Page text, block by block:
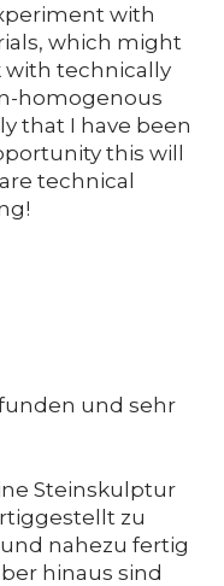
with
which might
with technically
homogenous
that I have been
this will
technical
und sehr
Steinskulptur
zu
nahezu fertig
hinaus sind